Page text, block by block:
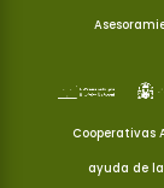
Cooperativas
ayuda de la